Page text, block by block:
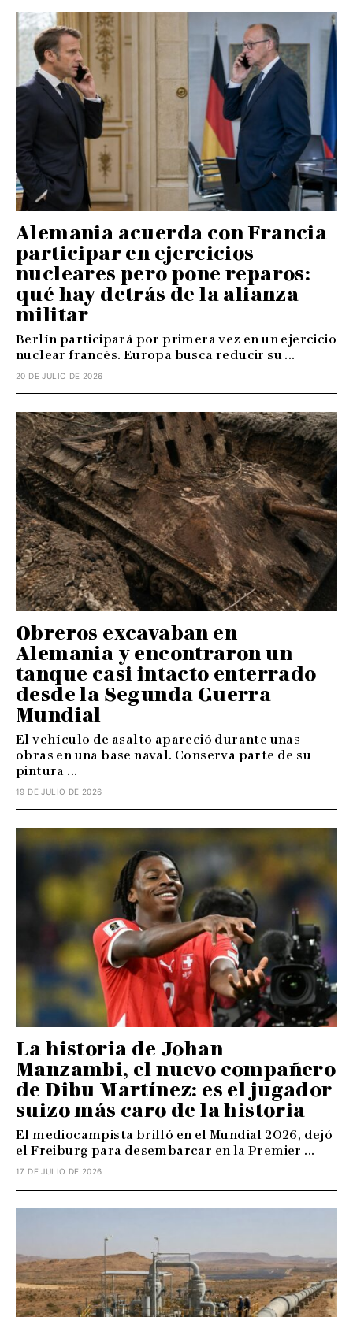
Alemania acuerda con Francia
participar en ejercicios
nucleares pero pone reparos:
qué hay detrás de la alianza
militar
Berlín participará por primera vez en un ejercicio
nuclear francés. Europa busca reducir su ...
20 DE JULIO DE 2026
Obreros excavaban en
Alemania y encontraron un
tanque casi intacto enterrado
desde la Segunda Guerra
Mundial
El vehículo de asalto apareció durante unas
obras en una base naval. Conserva parte de su
pintura ...
19 DE JULIO DE 2026
La historia de Johan
Manzambi, el nuevo compañero
de Dibu Martínez: es el jugador
suizo más caro de la historia
El mediocampista brilló en el Mundial 2026, dejó
el Freiburg para desembarcar en la Premier ...
17 DE JULIO DE 2026